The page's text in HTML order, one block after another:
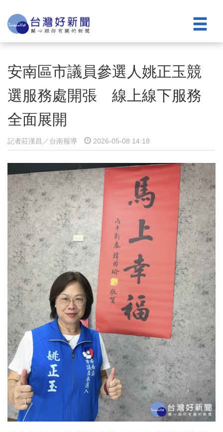
安南區市議員參選人姚正玉競
選服務處開張 線上線下服務
全面展開
記者莊漢昌／台南報導 2026-05-08 14:18